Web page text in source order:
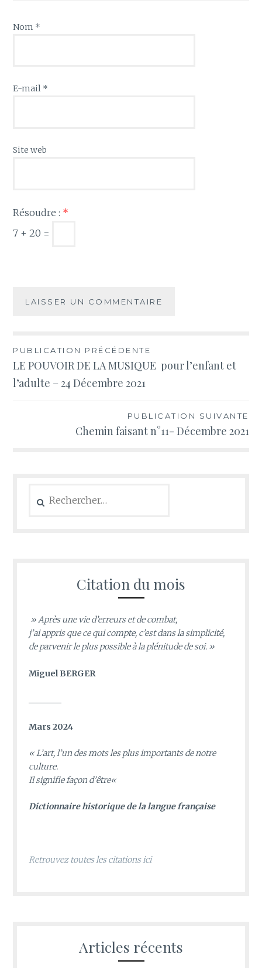
Nom *
E-mail *
Site web
Résoudre : *
7 + 20 =
Navigation
de
PUBLICATION PRÉCÉDENTE
LE POUVOIR DE LA MUSIQUE pour l’enfant et
l’adulte – 24 Décembre 2021
PUBLICATION SUIVANTE
Chemin faisant n°11- Décembre 2021
Citation du mois
» Après une vie d’erreurs et de combat,
j’ai appris que ce qui compte, c’est dans la simplicité,
de parvenir le plus possible à la plénitude de soi. »
Miguel BERGER
Mars 2024
«L’art, l’un des mots les plus importants de notre
culture.
Il signifie façon d’être«
Dictionnaire historique de la langue française
Retrouvez toutes les citations ici
Articles récents